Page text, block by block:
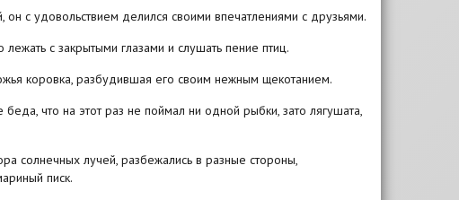
с удовольствием делился своими впечатлениями с друзьями.
с закрытыми глазами и слушать пение птиц.
коровка, разбудившая его своим нежным щекотанием.
что на этот раз не поймал ни одной рыбки, зато лягушата,
солнечных лучей, разбежались в разные стороны,
писк.